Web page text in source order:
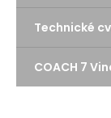
Technické
COACH 7